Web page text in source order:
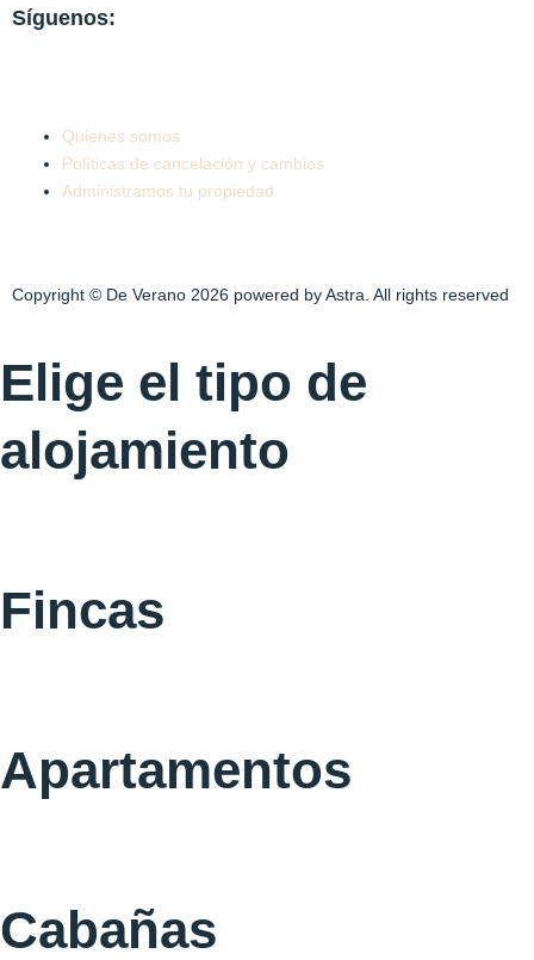
Síguenos:
n
s
a
g
r
a
a
c
b
o
o
k
f
i
k
o
k
Quienes somos
Políticas de cancelación y cambios
Administramos tu propiedad
Copyright © De Verano 2026 powered by Astra. All rights reserved
Elige el tipo de
alojamiento
Fincas
Apartamentos
Cabañas